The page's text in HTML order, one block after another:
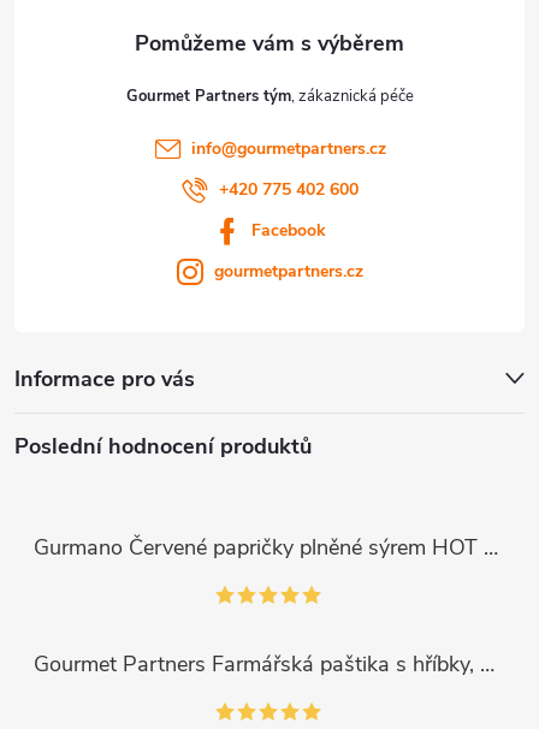
Informace pro vás
Gourmet Partners tým
info@gourmetpartners.cz
+420 775 402 600
Facebook
gourmetpartners.cz
Poslední hodnocení produktů
Gurmano Červené papričky plněné sýrem HOT palivé, 290g
Gourmet Partners Farmářská paštika s hříbky, 180g